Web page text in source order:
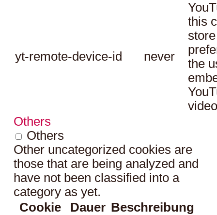
yt-remote-device-id never
this
the
Others
Others
Other uncategorized cookies are
those that are being analyzed and
have not been classified into a
category as yet.
Cookie
Dauer Beschreibung